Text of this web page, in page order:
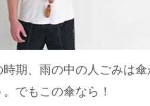
期、雨の中の人ごみは
でもこの傘なら！